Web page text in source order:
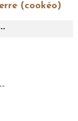
(cookéo)